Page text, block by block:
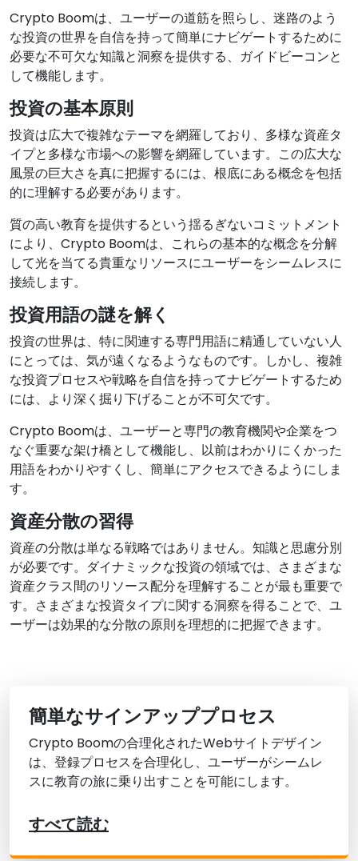
Crypto Boomは、ユーザーの道筋を照らし、迷路のよう
な投資の世界を自信を持って簡単にナビゲートするために
必要な不可欠な知識と洞察を提供する、ガイドビーコンと
して機能します。
投資の基本原則
投資は広大で複雑なテーマを網羅しており、多様な資産タ
イプと多様な市場への影響を網羅しています。この広大な
風景の巨大さを真に把握するには、根底にある概念を包括
的に理解する必要があります。
質の高い教育を提供するという揺るぎないコミットメント
により、Crypto Boomは、これらの基本的な概念を分解
して光を当てる貴重なリソースにユーザーをシームレスに
接続します。
投資用語の謎を解く
投資の世界は、特に関連する専門用語に精通していない人
にとっては、気が遠くなるようなものです。しかし、複雑
な投資プロセスや戦略を自信を持ってナビゲートするため
には、より深く掘り下げることが不可欠です。
Crypto Boomは、ユーザーと専門の教育機関や企業をつ
なぐ重要な架け橋として機能し、以前はわかりにくかった
用語をわかりやすくし、簡単にアクセスできるようにしま
す。
資産分散の習得
資産の分散は単なる戦略ではありません。知識と思慮分別
が必要です。ダイナミックな投資の領域では、さまざまな
資産クラス間のリソース配分を理解することが最も重要で
す。さまざまな投資タイプに関する洞察を得ることで、ユ
ーザーは効果的な分散の原則を理想的に把握できます。
簡単なサインアッププロセス
Crypto Boomの合理化されたWebサイトデザイン
は、登録プロセスを合理化し、ユーザーがシームレ
スに教育の旅に乗り出すことを可能にします。
すべて読む